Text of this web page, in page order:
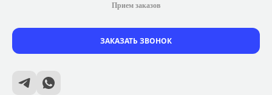
Прием заказов
ЗАКАЗАТЬ ЗВОНОК